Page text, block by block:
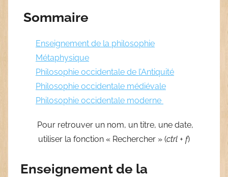
Sommaire
Enseignement de la philosophie
Métaphysique
Philosophie occidentale de l’Antiquité
Philosophie occidentale médiévale
Philosophie occidentale moderne
Pour retrouver un nom, un titre, une date,
utiliser la fonction « Rechercher » (ctrl + f)
Enseignement de la